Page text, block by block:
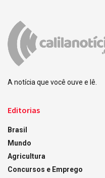
A notícia que você ouve e lê.
Editorias
Brasil
Mundo
Agricultura
Concursos e Emprego